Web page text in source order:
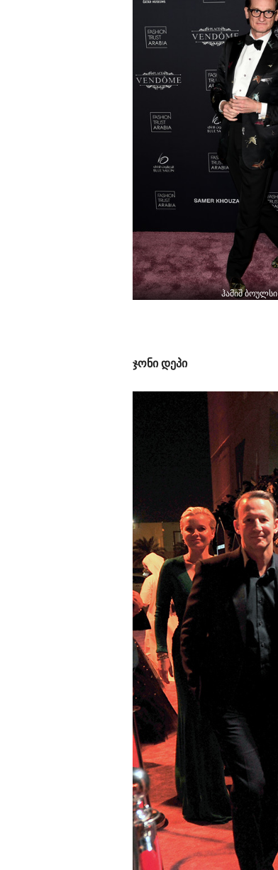
ჰამიშ ბოულსი
ჯონი დეპი